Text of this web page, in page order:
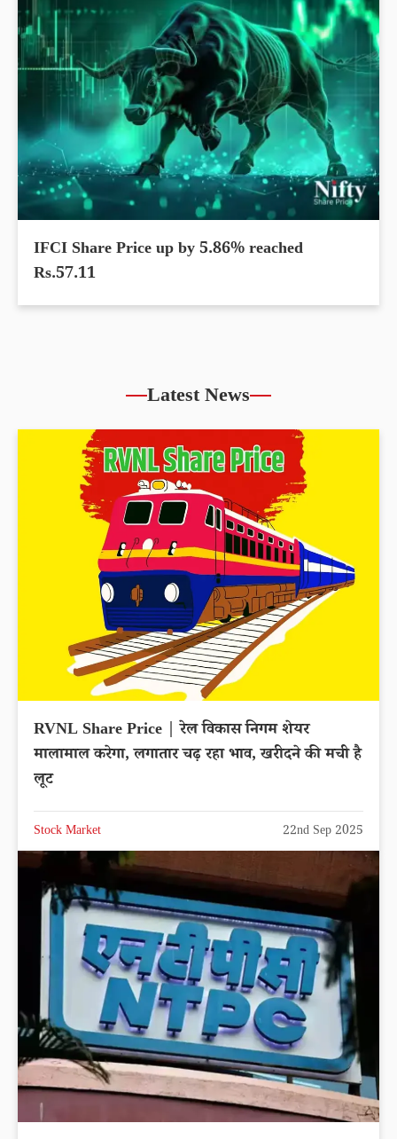
IFCI Share Price up by 5.86% reached
Rs.57.11
Latest News
RVNL Share Price | रेल विकास निगम शेयर
मालामाल करेगा, लगातार चढ़ रहा भाव, खरीदने की मची है
लूट
Stock Market 22nd Sep 2025